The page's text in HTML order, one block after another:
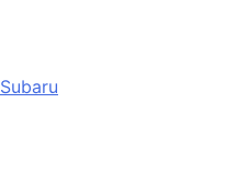
Subaru